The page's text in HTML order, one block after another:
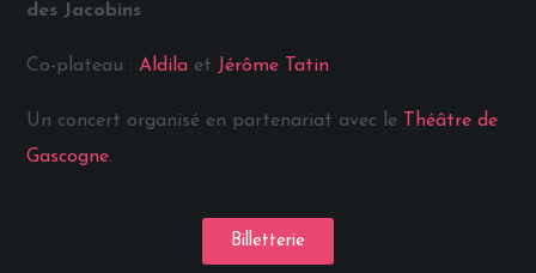
des Jacobins
Co-plateau :Aldila et Jérôme Tatin
Un concert organisé en partenariat avec le
Théâtre de
Gascogne.
Billetterie